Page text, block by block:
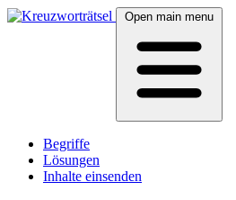
Open main menu
Begriffe
Lösungen
Inhalte einsenden